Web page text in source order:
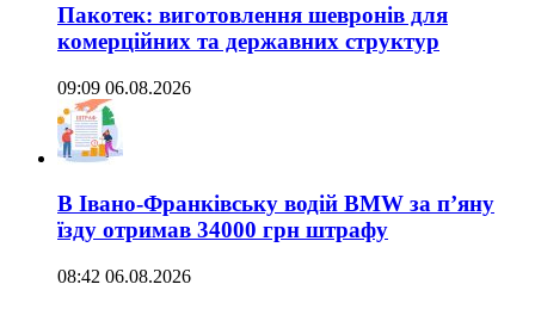
Пакотек: виготовлення шевронів для
комерційних та державних структур
09:09 06.08.2026
В Івано-Франківську водій BMW за п’яну
їзду отримав 34000 грн штрафу
08:42 06.08.2026